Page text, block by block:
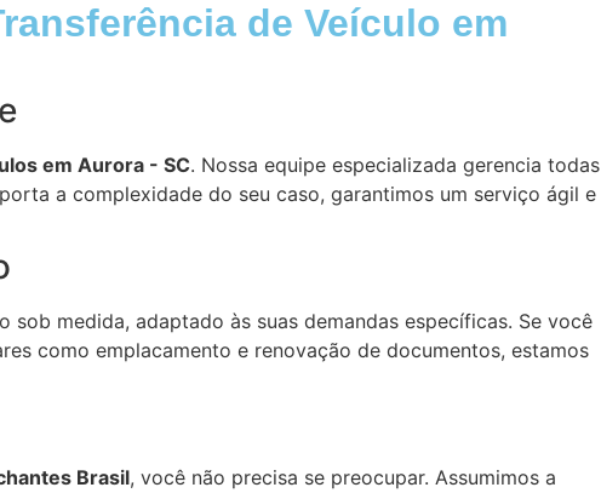
de Veículo em
em Aurora - SC. Nossa equipe especializada gerencia todas
a complexidade do seu caso, garantimos um serviço ágil e
sob medida, adaptado às suas demandas específicas. Se você
como emplacamento e renovação de documentos, estamos
Brasil, você não precisa se preocupar. Assumimos a